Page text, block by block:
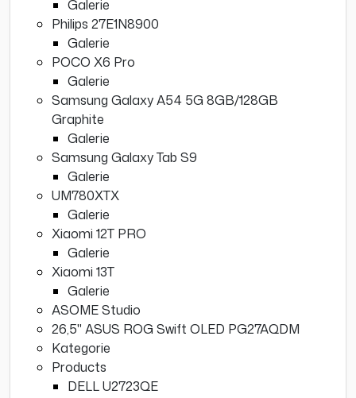
Galerie
Philips 27E1N8900
Galerie
POCO X6 Pro
Galerie
Samsung Galaxy A54 5G 8GB/128GB
Graphite
Galerie
Samsung Galaxy Tab S9
Galerie
UM780XTX
Galerie
Xiaomi 12T PRO
Galerie
Xiaomi 13T
Galerie
ASOME Studio
26,5" ASUS ROG Swift OLED PG27AQDM
Kategorie
Products
DELL U2723QE